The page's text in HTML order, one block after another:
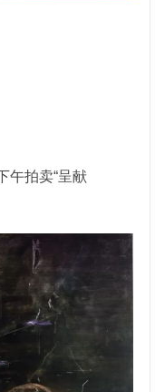
午拍卖“呈献